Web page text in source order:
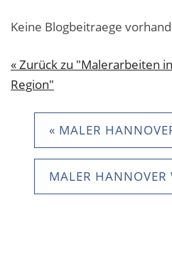
Keine Blogbeitraege
« Zurück zu "Malerarbeiten
Region"
« MALER
MALER HANNOVER